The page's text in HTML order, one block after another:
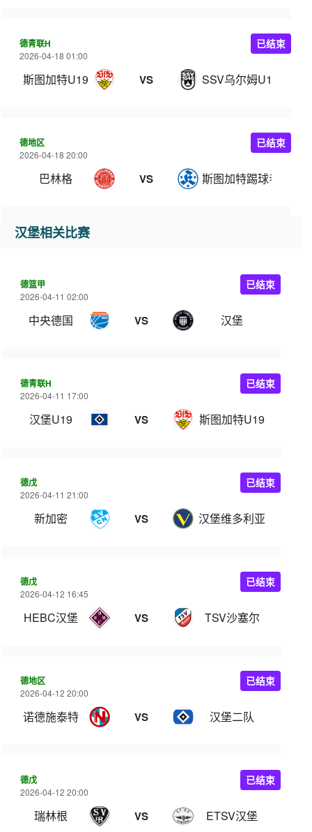
德青联H
2026-04-18 01:00
斯图加特U19 VS SSV乌尔姆U19
已结束
德地区
2026-04-18 20:00
巴林格 VS 斯图加特踢球者
已结束
汉堡相关比赛
德篮甲
2026-04-11 02:00
中央德国 VS 汉堡
已结束
德青联H
2026-04-11 17:00
汉堡U19 VS 斯图加特U19
已结束
德戊
2026-04-11 21:00
新加密 VS 汉堡维多利亚
已结束
德戊
2026-04-12 16:45
HEBC汉堡 VS TSV沙塞尔
已结束
德地区
2026-04-12 20:00
诺德施泰特 VS 汉堡二队
已结束
德戊
2026-04-12 20:00
瑞林根 VS ETSV汉堡
已结束